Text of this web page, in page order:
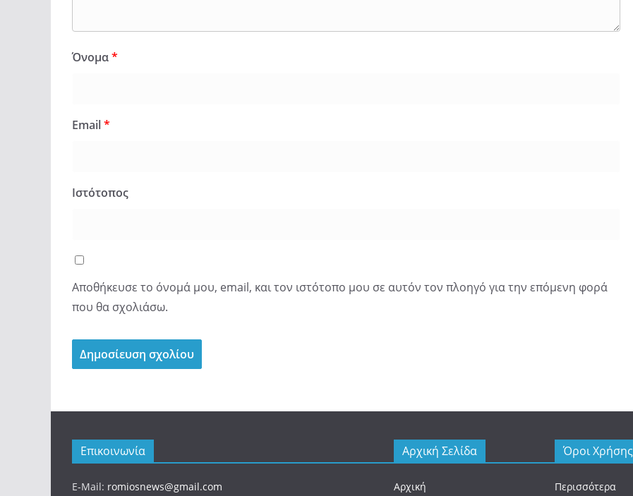
Όνομα*
Email*
Ιστότοπος
Αποθήκευσε το όνομά μου, email, και τον ιστότοπο μου σε αυτόν τον πλοηγό για την επόμενη φορά
που θα σχολιάσω.
Επικοινωνία
E-Mail: romiosnews@gmail.com
Αρχική Σελίδα
Αρχική
Όροι Χρήσης
Περισσότερα